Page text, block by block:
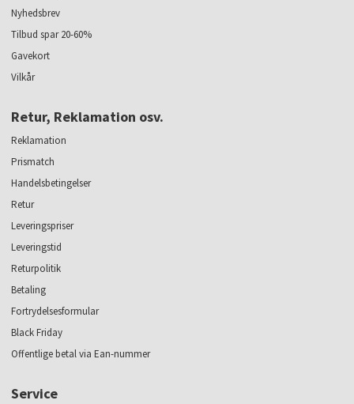
Nyhedsbrev
Tilbud spar 20-60%
Gavekort
Vilkår
Retur, Reklamation osv.
Reklamation
Prismatch
Handelsbetingelser
Retur
Leveringspriser
Leveringstid
Returpolitik
Betaling
Fortrydelsesformular
Black Friday
Offentlige betal via Ean-nummer
Service